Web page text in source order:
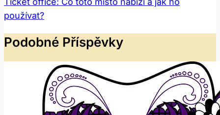
používat?
Podobné Příspěvky